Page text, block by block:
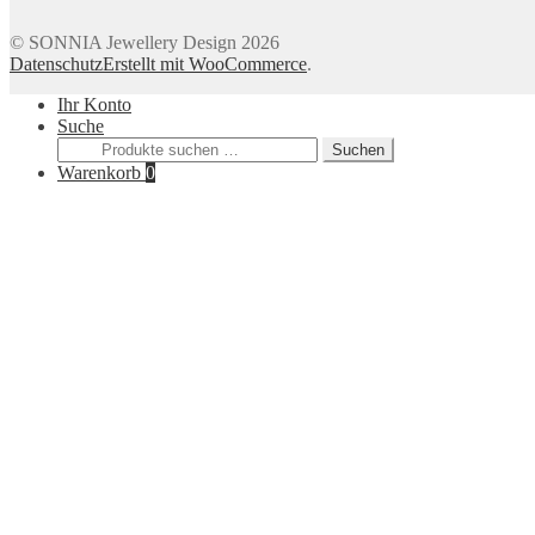
© SONNIA Jewellery Design 2026
DatenschutzErstellt mit WooCommerce.
Ihr Konto
Suche
Suchen
nach:
Suchen
Warenkorb 0